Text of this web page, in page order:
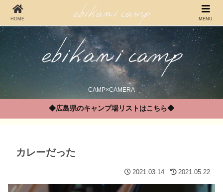
CAMP×CAMERA
◆広島県のキャンプ場リストはこちら◆
カレーだった
2021.03.14 2021.05.22
HOME MENU